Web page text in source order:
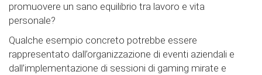
promuovere un sano equilibrio tra lavoro e vita
personale?
Qualche esempio concreto potrebbe essere
rappresentato dall’organizzazione di eventi aziendali e
dall’implementazione di sessioni di gaming mirate e